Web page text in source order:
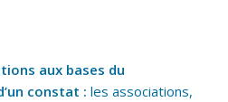
aux bases du
constat : les associations,